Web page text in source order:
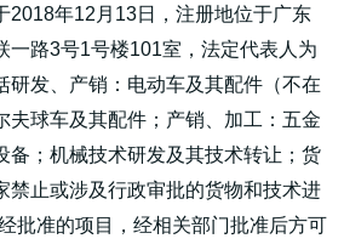
方案
子卡牌/二次元手办抽赏开发
袋抽赏/宝箱赏/无限赏
2018年12月13日，注册地位于广东
一路3号1号楼101室，法定代表人为
研发、产销：电动车及其配件（不在
夫球车及其配件；产销、加工：五金
备；机械技术研发及其技术转让；货
禁止或涉及行政审批的货物和技术进
批准的项目，经相关部门批准后方可